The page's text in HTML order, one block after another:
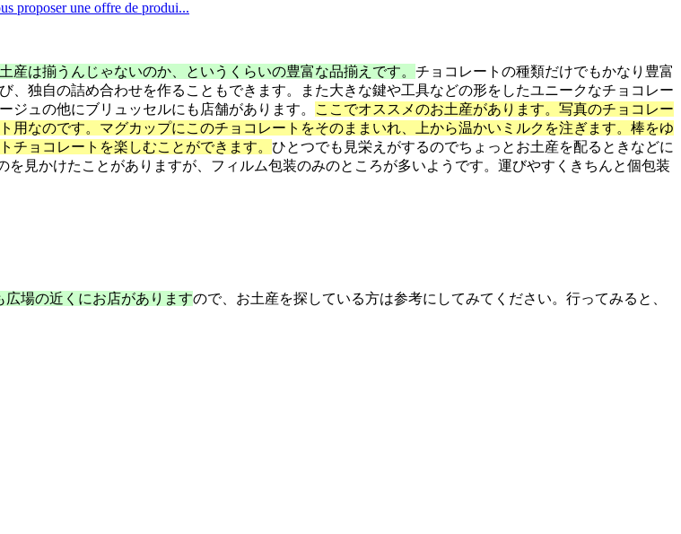
proposer une offre de produi...
は揃うんじゃないのか、というくらいの豊富な品揃えです。 チョコレートの種類だけでもかなり豊富
独自の詰め合わせを作ることもできます。また大きな鍵や工具などの形をしたユニークなチョコレー
ジュの他にブリュッセルにも店舗があります。
ここでオススメのお土産があります。写真のチョコレー
用なのです。マグカップにこのチョコレートをそのままいれ、上から温かいミルクを注ぎます。棒をゆ
チョコレートを楽しむことができます。 ひとつでも見栄えがするのでちょっとお土産を配るときなどに
見かけたことがありますが、フィルム包装のみのところが多いようです。運びやすくきちんと個包装
広場の近くにお店がありますので、お土産を探している方は参考にしてみてください。行ってみると、